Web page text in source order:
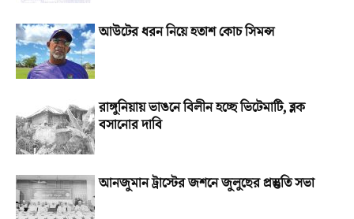
আউটের ধরন নিয়ে হতাশ কোচ সিমন্স
রাঙ্গুনিয়ায় ভাঙনে বিলীন হচ্ছে ভিটেমাটি, ব্লক
বসানোর দাবি
আনজুমান ট্রাস্টের জশনে জুলুছের প্রস্তুতি সভা